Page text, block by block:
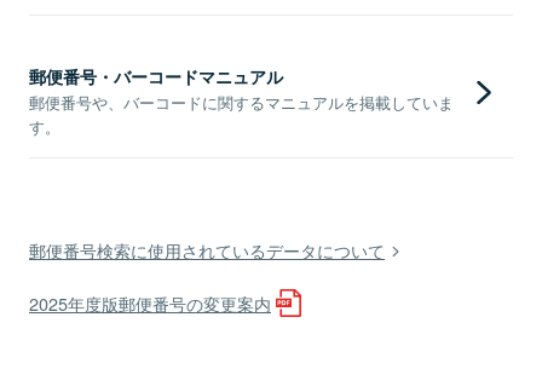
郵便番号・バーコードマニュアル
郵便番号や、バーコードに関するマニュアルを掲載していま
す。
郵便番号検索に使用されているデータについて
2025年度版郵便番号の変更案内